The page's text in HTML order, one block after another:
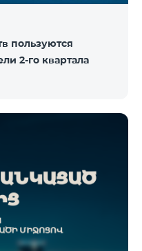
пользуются
2-го квартала